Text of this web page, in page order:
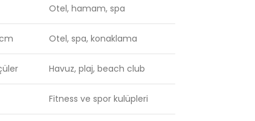
Otel, hamam, spa
Otel, spa, konaklama
Havuz, plaj, beach club
Fitness ve spor kulüpleri